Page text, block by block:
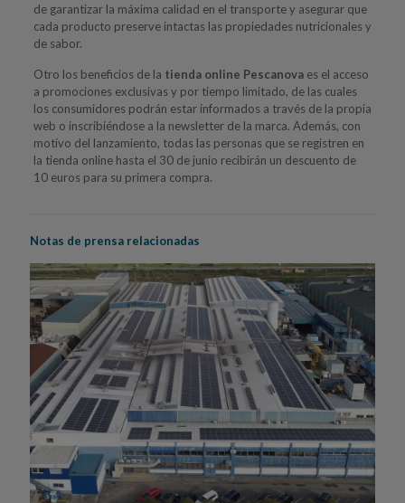
de garantizar la máxima calidad en el transporte y asegurar que
cada producto preserve intactas las propiedades nutricionales y
de sabor.
Otro los beneficios de la tienda online Pescanovaes el acceso
a promociones exclusivas y por tiempo limitado, de las cuales
los consumidores podrán estar informados a través de la propia
web o inscribiéndose a la newsletter de la marca. Además, con
motivo del lanzamiento, todas las personas que se registren en
la tienda online hasta el 30 de junio recibirán un descuento de
10 euros para su primera compra.
Notas de prensa relacionadas